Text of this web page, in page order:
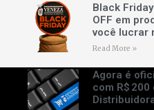
Black
OFF em
você lucrar
Read More »
Agora é
com R$